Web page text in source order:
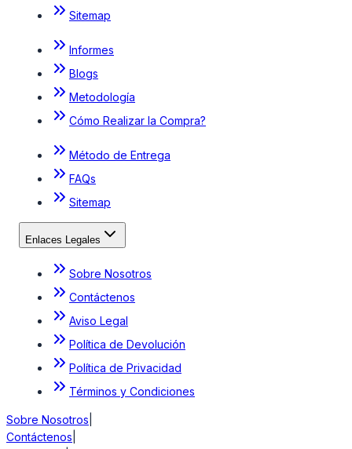
Sitemap
Informes
Blogs
Metodología
Cómo Realizar la Compra?
Método de Entrega
FAQs
Sitemap
Enlaces Legales
Sobre Nosotros
Contáctenos
Aviso Legal
Política de Devolución
Política de Privacidad
Términos y Condiciones
Sobre Nosotros
Contáctenos